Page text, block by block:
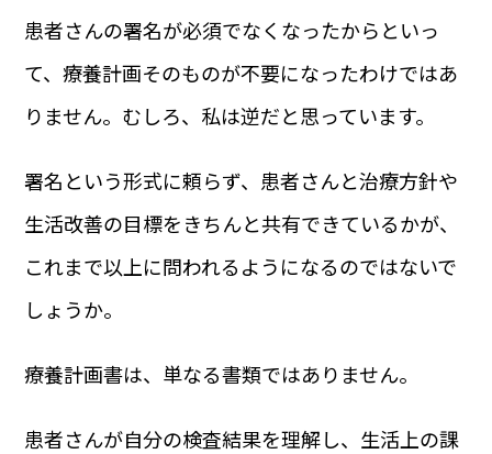
患者さんの署名が必須でなくなったからといっ
て、療養計画そのものが不要になったわけではあ
りません。むしろ、私は逆だと思っています。
署名という形式に頼らず、患者さんと治療方針や
生活改善の目標をきちんと共有できているかが、
これまで以上に問われるようになるのではないで
しょうか。
療養計画書は、単なる書類ではありません。
患者さんが自分の検査結果を理解し、生活上の課